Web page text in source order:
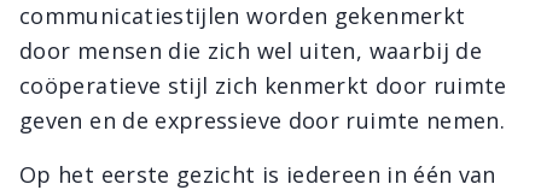
communicatiestijlen worden gekenmerkt
door mensen die zich wel uiten, waarbij de
coöperatieve stijl zich kenmerkt door ruimte
geven en de expressieve door ruimte nemen.
Op het eerste gezicht is iedereen in één van